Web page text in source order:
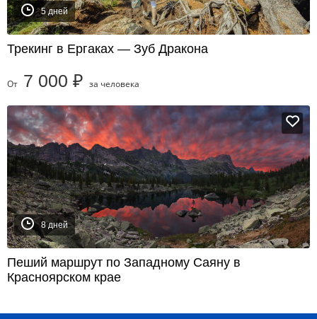
5 дней
Трекинг в Ергаках — Зуб Дракона
От 7 000 ₽ за человека
8 дней
Пеший маршрут по Западному Саяну в
Красноярском крае